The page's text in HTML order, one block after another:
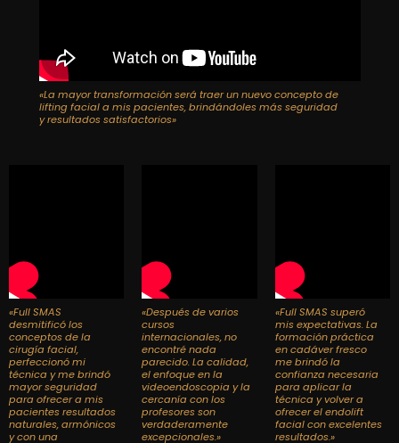
«La mayor transformación será traer un nuevo concepto de
lifting facial a mis pacientes, brindándoles más seguridad
y resultados satisfactorios»
«Full SMAS
desmitificó los
conceptos de la
cirugía facial,
perfeccionó mi
técnica y me brindó
mayor seguridad
para ofrecer a mis
pacientes resultados
naturales, armónicos
y con una
«Después de varios
cursos
internacionales, no
encontré nada
parecido. La calidad,
el enfoque en la
videoendoscopia y la
cercanía con los
profesores son
verdaderamente
excepcionales.»
«Full SMAS superó
mis expectativas. La
formación práctica
en cadáver fresco
me brindó la
confianza necesaria
para aplicar la
técnica y volver a
ofrecer el endolift
facial con excelentes
resultados.»